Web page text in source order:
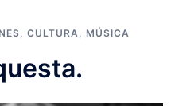
, CULTURA, MÚSICA